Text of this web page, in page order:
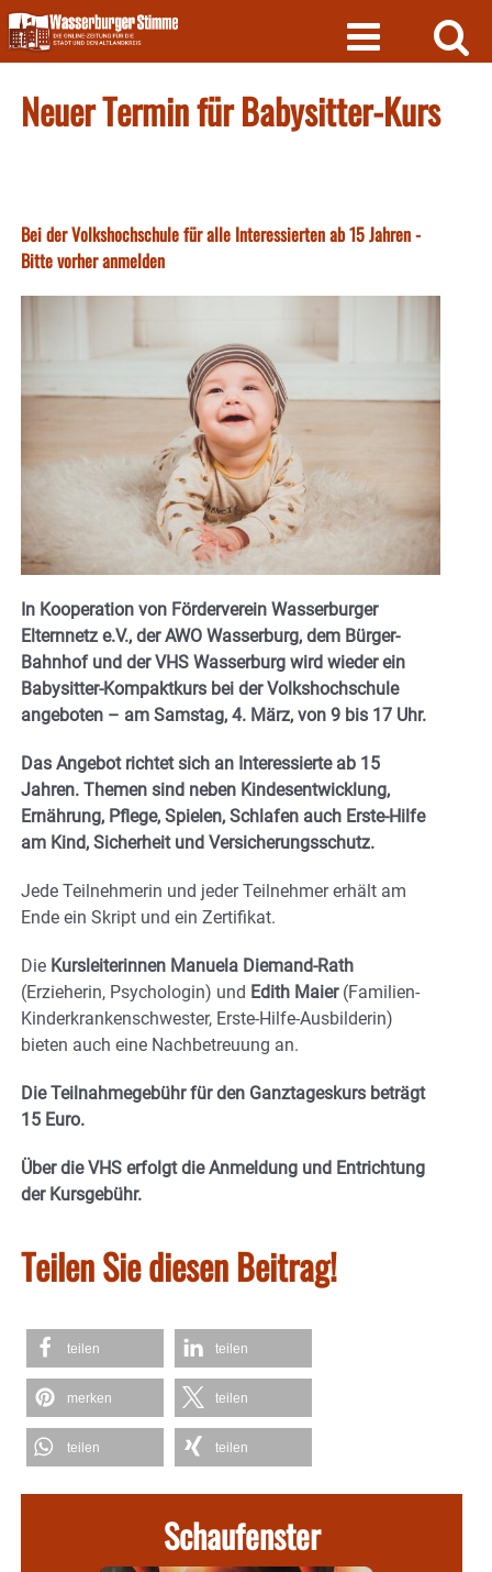
Skip
to
content
Neuer Termin für Babysitter-Kurs
Bei der Volkshochschule für alle Interessierten ab 15 Jahren -
Bitte vorher anmelden
In Kooperation von Förderverein Wasserburger
Elternnetz e.V., der AWO Wasserburg, dem Bürger-
Bahnhof und der VHS Wasserburg wird wieder ein
Babysitter-Kompaktkurs bei der Volkshochschule
angeboten – am Samstag, 4. März, von 9 bis 17 Uhr.
Das Angebot richtet sich an Interessierte ab 15
Jahren. Themen sind neben Kindesentwicklung,
Ernährung, Pflege, Spielen, Schlafen auch Erste-Hilfe
am Kind, Sicherheit und Versicherungsschutz.
Jede Teilnehmerin und jeder Teilnehmer erhält am
Ende ein Skript und ein Zertifikat.
Die Kursleiterinnen Manuela Diemand-Rath
(Erzieherin, Psychologin) und Edith Maier(Familien-
Kinderkrankenschwester, Erste-Hilfe-Ausbilderin)
bieten auch eine Nachbetreuung an.
Die Teilnahmegebühr für den Ganztageskurs beträgt
15 Euro.
Über die VHS erfolgt die Anmeldung und Entrichtung
der Kursgebühr.
Teilen Sie diesen Beitrag!
teilen teilen
merken teilen
teilen teilen
Schaufenster